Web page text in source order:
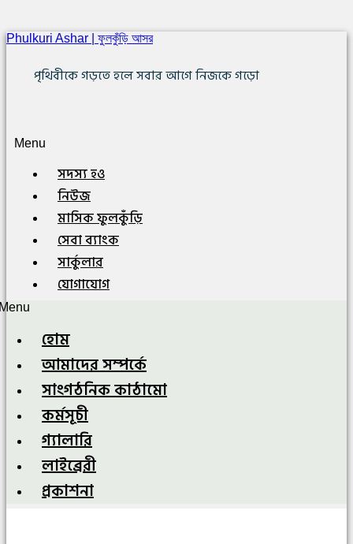
Phulkuri Ashar | ফুলকুঁড়ি আসর
পৃথিবীকে গড়তে হলে সবার আগে নিজকে গড়ো
Menu
সদস্য হও
নিউজ
মাসিক ফুলকুঁড়ি
সেবা ব্যাংক
সার্কুলার
যোগাযোগ
হোম
আমাদের সম্পর্কে
সাংগঠনিক কাঠামো
কর্মসূচী
গ্যালারি
লাইব্রেরী
প্রকাশনা